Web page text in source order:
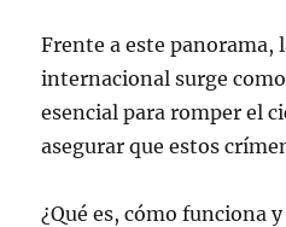
Frente a este panorama,
internacional surge
esencial para romper el
asegurar que estos
¿Qué es, cómo funciona